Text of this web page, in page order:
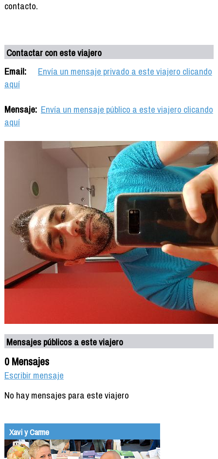
contacto.
Contactar con este viajero
Email:
Envía un mensaje privado a este viajero clicando
aquí
Mensaje: Envía un mensaje público a este viajero clicando
aquí
Mensajes públicos a este viajero
0 Mensajes
Escribir mensaje
No hay mensajes para este viajero
Xavi y Carme